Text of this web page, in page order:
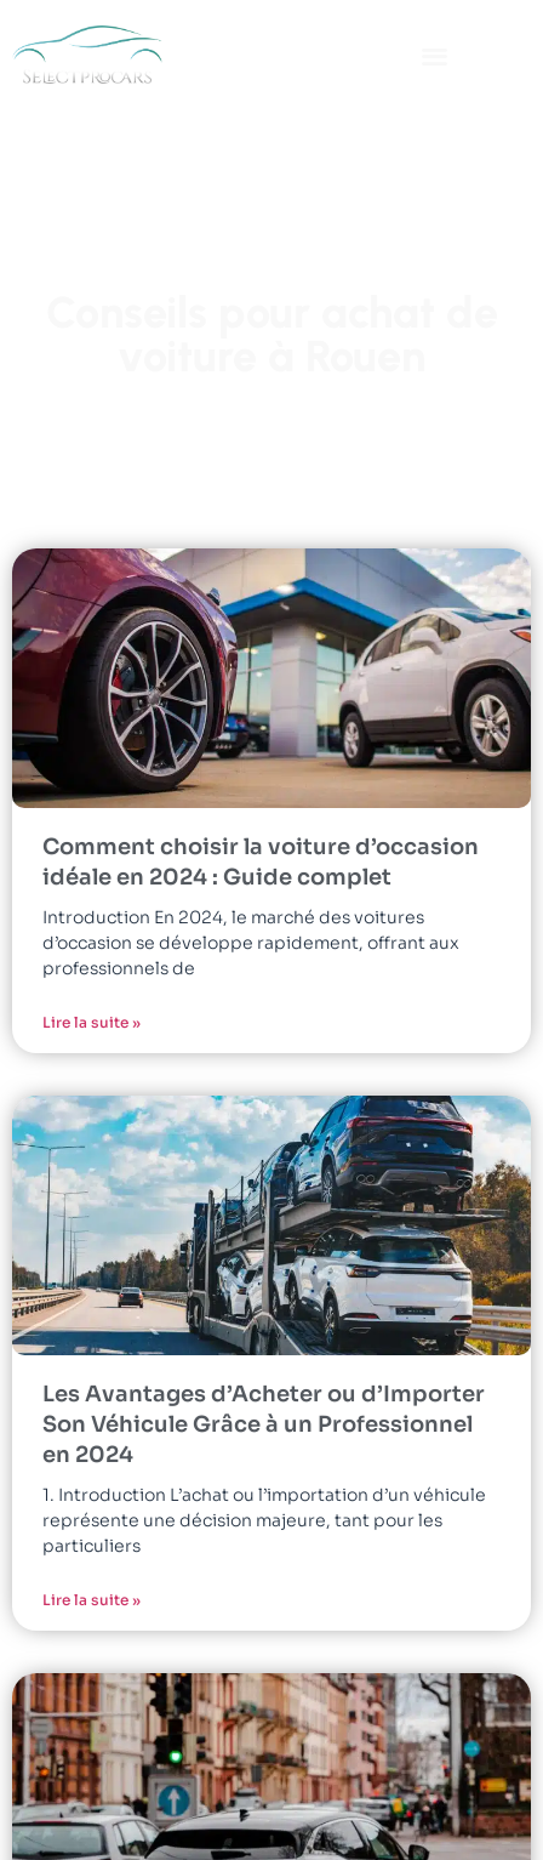
Comment choisir la voiture d’occasion
idéale en 2024 : Guide complet
Introduction En 2024, le marché des voitures
d’occasion se développe rapidement, offrant aux
professionnels de
Lire la suite »
Les Avantages d’Acheter ou d’Importer
Son Véhicule Grâce à un Professionnel
en 2024
1. Introduction L’achat ou l’importation d’un véhicule
représente une décision majeure, tant pour les
particuliers
Lire la suite »